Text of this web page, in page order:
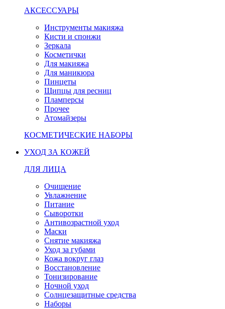
АКСЕССУАРЫ
Инструменты макияжа
Кисти и спонжи
Зеркала
Косметички
Для макияжа
Для маникюра
Пинцеты
Щипцы для ресниц
Пламперсы
Прочее
Атомайзеры
КОСМЕТИЧЕСКИЕ НАБОРЫ
УХОД ЗА КОЖЕЙ
ДЛЯ ЛИЦА
Очищение
Увлажнение
Питание
Сыворотки
Антивозрастной уход
Маски
Снятие макияжа
Уход за губами
Кожа вокруг глаз
Восстановление
Тонизирование
Ночной уход
Солнцезащитные средства
Наборы